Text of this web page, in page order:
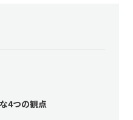
4つの観点